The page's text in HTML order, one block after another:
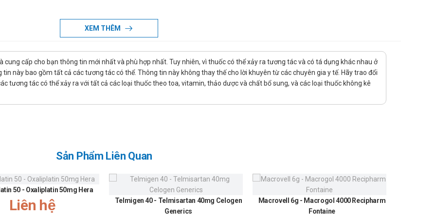
dụng liều lượng cho người trên 65 tuổi.
XEM THÊM
cung cấp cho bạn thông tin mới nhất và phù hợp nhất. Tuy nhiên, vì thuốc có thể xảy ra tương tác và có tá dụng khác nhau ở
này bao gồm tất cả các tương tác có thể. Thông tin này không thay thế cho lời khuyên từ các chuyên gia y tế. Hãy trao đổi
tương tác có thể xảy ra với tất cả các loại thuốc theo toa, vitamin, thảo dược và chất bổ sung, và các loại thuốc không kê
Sản Phẩm Liên Quan
50 - Oxaliplatin 50mg Hera
Liên hệ
Telmigen 40 - Telmisartan 40mg Celogen
Generics
Macrovell 6g - Macrogol 4000 Recipharm
Fontaine